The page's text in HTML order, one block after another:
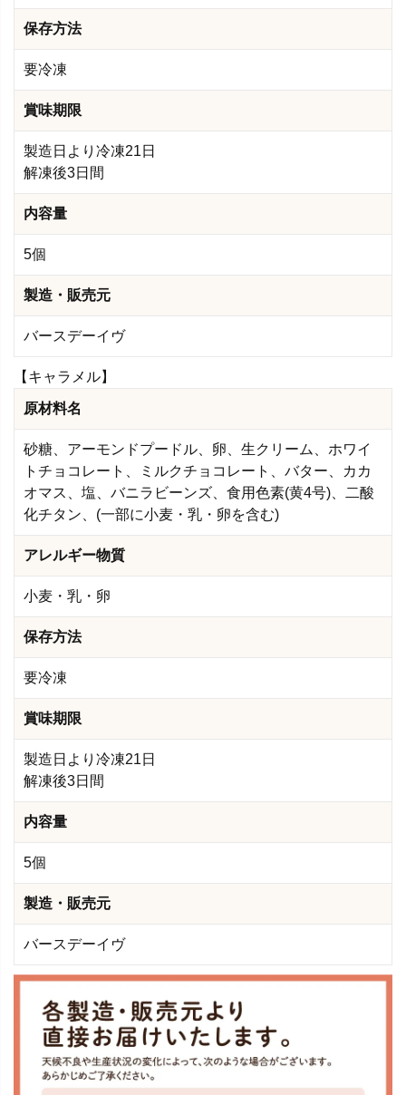
保存方法
要冷凍
賞味期限
製造日より冷凍21日
解凍後3日間
内容量
5個
製造・販売元
バースデーイヴ
【キャラメル】
原材料名
砂糖、アーモンドプードル、卵、生クリーム、ホワイ
トチョコレート、ミルクチョコレート、バター、カカ
オマス、塩、バニラビーンズ、食用色素(黄4号)、二酸
化チタン、(一部に小麦・乳・卵を含む)
アレルギー物質
小麦・乳・卵
保存方法
要冷凍
賞味期限
製造日より冷凍21日
解凍後3日間
内容量
5個
製造・販売元
バースデーイヴ